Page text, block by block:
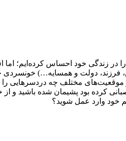
در زندگی خود احساس کرده‌ایم؛
دولت و همسایه…) خونسردی
مختلف چه دردسرهایی را
کرده بود پشیمان شده باشید و
خود وارد عمل شوید؟